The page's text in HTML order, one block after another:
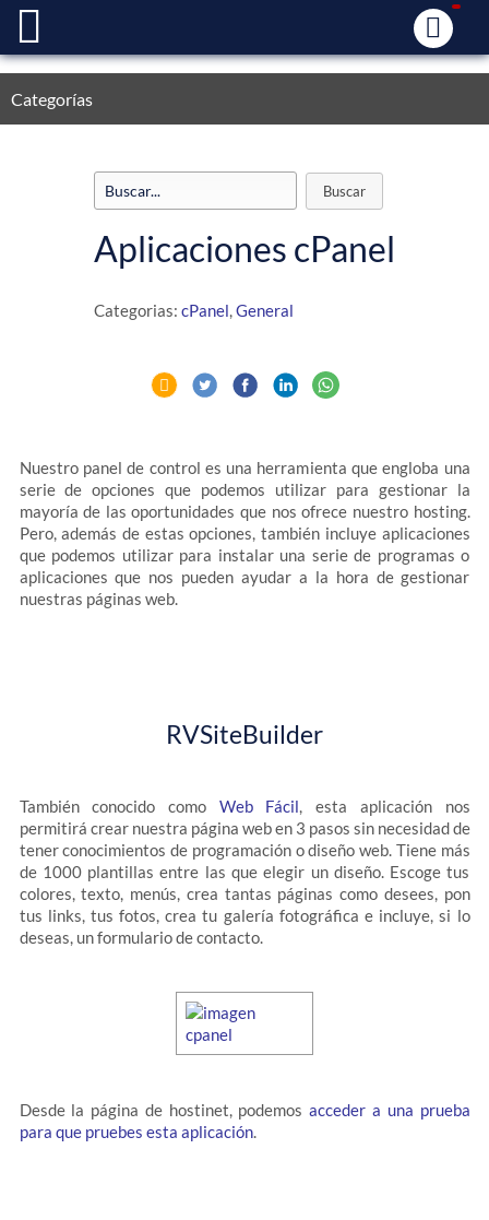
Categorías
Aplicaciones cPanel
Categorias: cPanel,General
Nuestro panel de control es una herramienta que engloba una
serie de opciones que podemos utilizar para gestionar la
mayoría de las oportunidades que nos ofrece nuestro hosting.
Pero, además de estas opciones, también incluye aplicaciones
que podemos utilizar para instalar una serie de programas o
aplicaciones que nos pueden ayudar a la hora de gestionar
nuestras páginas web.
RVSiteBuilder
También conocido como Web Fácil, esta aplicación nos
permitirá crear nuestra página web en 3 pasos sin necesidad de
tener conocimientos de programación o diseño web. Tiene más
de 1000 plantillas entre las que elegir un diseño. Escoge tus
colores, texto, menús, crea tantas páginas como desees, pon
tus links, tus fotos, crea tu galería fotográfica e incluye, si lo
deseas, un formulario de contacto.
Desde la página de hostinet, podemosacceder a una prueba
para que pruebes esta aplicación.